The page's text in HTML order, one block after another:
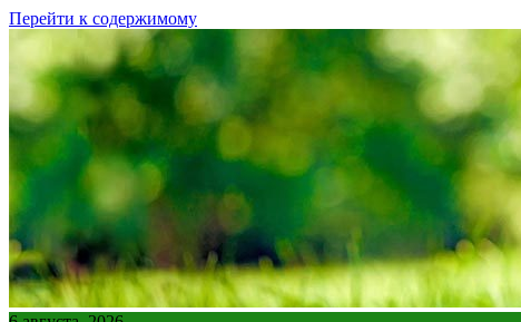
Перейти к содержимому